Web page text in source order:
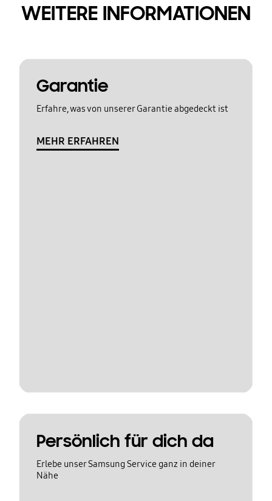
WEITERE INFORMATIONEN
Garantie
Erfahre, was von unserer Garantie abgedeckt ist
MEHR ERFAHREN
Persönlich für dich da
Erlebe unser Samsung Service ganz in deiner
Nähe